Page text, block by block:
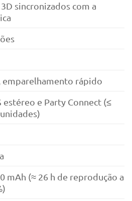
3D sincronizados com a
emparelhamento rápido
estéreo e Party Connect (≤
mAh (≈ 26 h de reprodução a